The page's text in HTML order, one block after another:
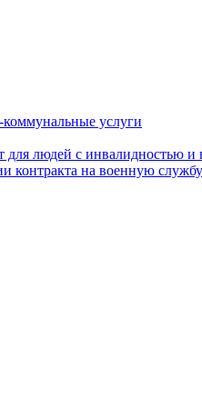
услуги
для людей с инвалидностью
контракта на военную службу